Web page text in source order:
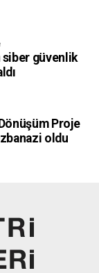
güvenlik
Proje
oldu